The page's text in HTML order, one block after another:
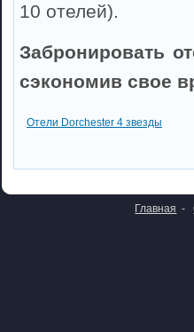
10 отелей).
Забронировать
сэкономив свое
Отели Dorchester 4 звезды
Главная -